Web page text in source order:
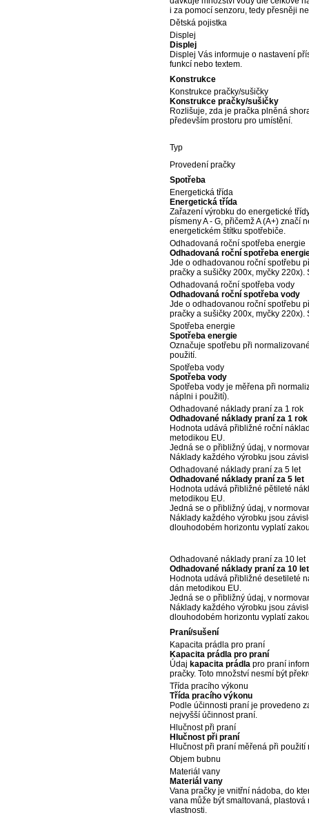
i za pomocí senzoru, tedy přesněji
Dětská pojistka
Displej
Displej
Displej Vás informuje o nastavení
funkcí nebo textem.
Konstrukce
Konstrukce pračky/sušičky
Konstrukce pračky/sušičky
Rozlišuje, zda je pračka plněná
především prostoru pro umístění.
Typ
Provedení pračky
Spotřeba
Energetická třída
Energetická třída
Zařazení výrobku do energetické
písmeny A - G, přičemž A (A+) značí
energetickém štítku spotřebiče.
Odhadovaná roční spotřeba energie
Odhadovaná roční spotřeba
Jde o odhadovanou roční spotřebu
pračky a sušičky 200x, myčky
Odhadovaná roční spotřeba vody
Odhadovaná roční spotřeba vody
Jde o odhadovanou roční spotřebu
pračky a sušičky 200x, myčky
Spotřeba energie
Spotřeba energie
Označuje spotřebu při
použití.
Spotřeba vody
Spotřeba vody
Spotřeba vody je měřena při
náplni i použití).
Odhadované náklady praní za 1 rok
Odhadované náklady praní za 1 rok
Hodnota udává přibližné roční
metodikou EU.
Jedná se o přibližný údaj, v
Náklady každého výrobku jsou
Odhadované náklady praní za 5 let
Odhadované náklady praní za 5 let
Hodnota udává přibližné pětileté
metodikou EU.
Jedná se o přibližný údaj, v
Náklady každého výrobku jsou
dlouhodobém horizontu vyplatí
Odhadované náklady praní za 10 let
Odhadované náklady praní za 10 let
Hodnota udává přibližné desetileté
dán metodikou EU.
Jedná se o přibližný údaj, v
Náklady každého výrobku jsou
dlouhodobém horizontu vyplatí
Praní/sušení
Kapacita prádla pro praní
Kapacita prádla pro praní
Údaj kapacita prádla pro praní
pračky. Toto množství nesmí být
Třída pracího výkonu
Třída pracího výkonu
Podle účinnosti praní je provedeno
nejvyšší účinnost praní.
Hlučnost při praní
Hlučnost při praní
Hlučnost při praní měřená při
Objem bubnu
Materiál vany
Materiál vany
Vana pračky je vnitřní nádoba, do
vana může být smaltovaná,
vlastnosti.